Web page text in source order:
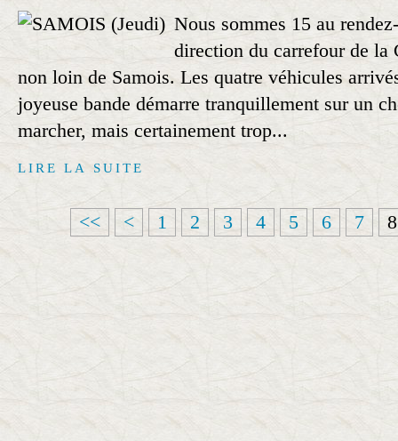
Nous sommes 15 au
direction du carrefour de la
non loin de Samois. Les quatre véhicules
joyeuse bande démarre tranquillement sur un
marcher, mais certainement trop...
LIRE LA SUITE
<< < 1 2 3 4 5 6 7 8